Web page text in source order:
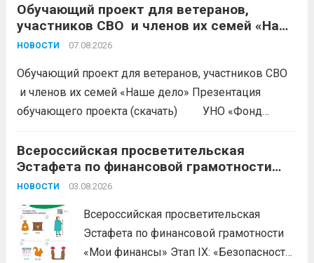
Обучающий проект для ветеранов,
участников СВО и членов их семей «Наше
дело»
НОВОСТИ 07.08.2026
Обучающий проект для ветеранов, участников СВО
и членов их семей «Наше дело» Презентация
обучающего проекта (скачать) УНО «Фонд
продолжается прием заявок на бесплатное участие в
обучающем проекте «Наше дело». Обучение
ориентировано на ветеранов боевых...
Всероссийская просветительская
Эстафета по финансовой грамотности
«Мои финансы»
НОВОСТИ 03.08.2026
Всероссийская просветительская
Эстафета по финансовой грамотности
«Мои финансы» Этап IX: «Безопасность